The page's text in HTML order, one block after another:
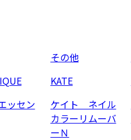
ッセン
その他
KATE
ケイト ネイル
カラーリムーバ
ーＮ